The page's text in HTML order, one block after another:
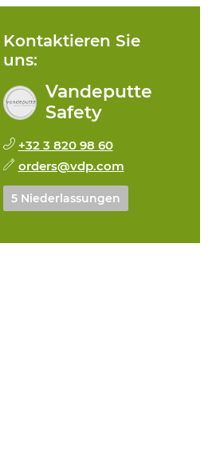
Kontaktieren Sie
uns:
Vandeputte
Safety
+32 3 820 98 60
orders@vdp.com
5 Niederlassungen